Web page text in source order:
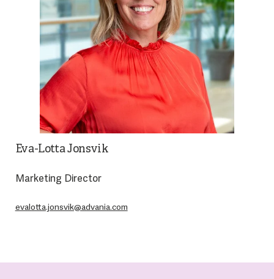
Eva-Lotta Jonsvik
Marketing Director
evalotta.jonsvik@advania.com